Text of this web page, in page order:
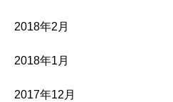
2018年2月
2018年1月
2017年12月